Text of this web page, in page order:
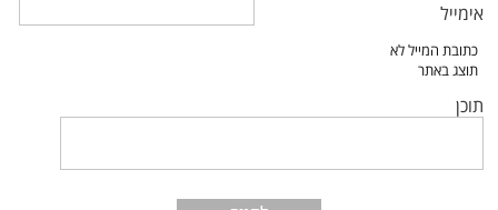
אימייל
תוכן